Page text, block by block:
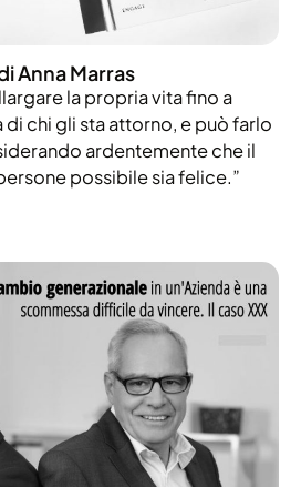
Anna Marras
la propria vita fino a
chi gli sta attorno, e può farlo
ardentemente che il
possibile sia felice.”